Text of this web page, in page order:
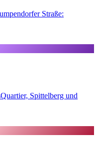
Straße:
Spittelberg und